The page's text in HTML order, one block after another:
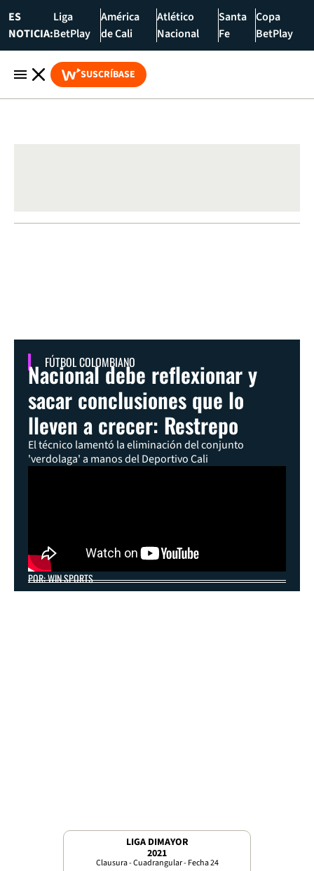
ES
NOTICIA:
Liga
BetPlay
América
de Cali
Atlético
Nacional
Santa
Fe
Copa
BetPlay
SUSCRÍBASE
FÚTBOL COLOMBIANO
Nacional debe reflexionar y
sacar conclusiones que lo
lleven a crecer: Restrepo
El técnico lamentó la eliminación del conjunto
'verdolaga' a manos del Deportivo Cali
POR: WIN SPORTS
LIGA DIMAYOR
2021
Clausura - Cuadrangular - Fecha 24